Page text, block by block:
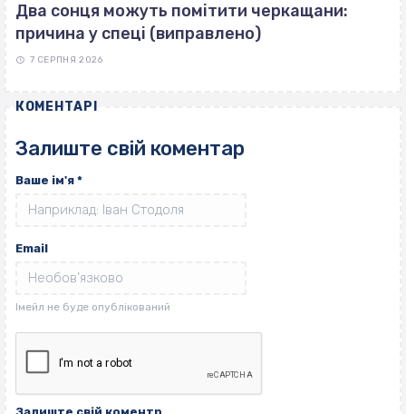
Два сонця можуть помітити черкащани:
причина у спеці (виправлено)
7 СЕРПНЯ 2026
КОМЕНТАРІ
Залиште свій коментар
Ваше ім'я *
Email